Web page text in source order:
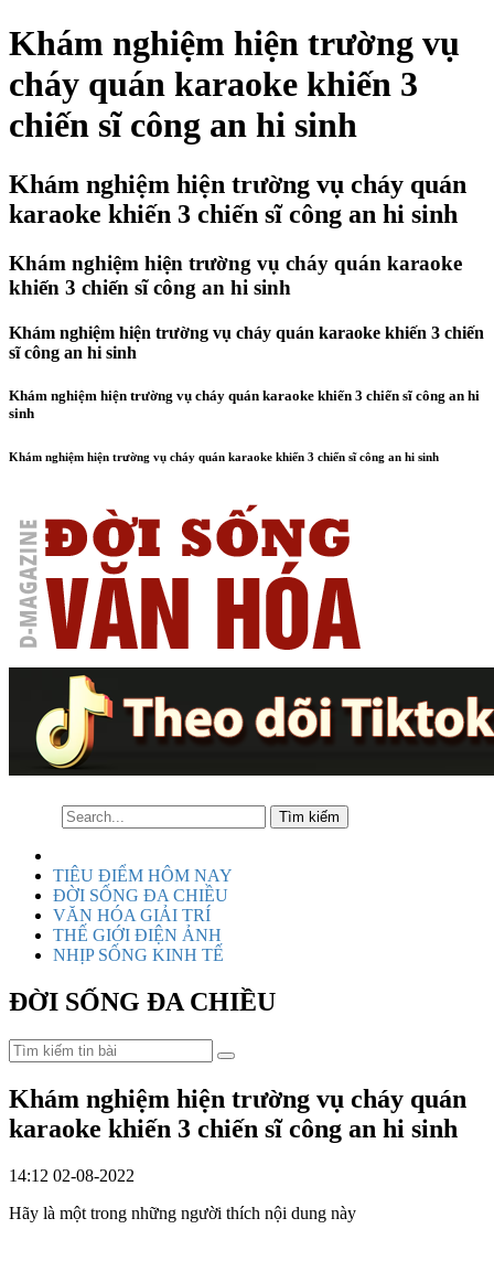
Khám nghiệm hiện trường vụ
cháy quán karaoke khiến 3
chiến sĩ công an hi sinh
Khám nghiệm hiện trường vụ cháy quán
karaoke khiến 3 chiến sĩ công an hi sinh
Khám nghiệm hiện trường vụ cháy quán karaoke
khiến 3 chiến sĩ công an hi sinh
Khám nghiệm hiện trường vụ cháy quán karaoke khiến 3 chiến
sĩ công an hi sinh
Khám nghiệm hiện trường vụ cháy quán karaoke khiến 3 chiến sĩ công an hi
sinh
Khám nghiệm hiện trường vụ cháy quán karaoke khiến 3 chiến sĩ công an hi sinh
TIÊU ĐIỂM HÔM NAY
ĐỜI SỐNG ĐA CHIỀU
VĂN HÓA GIẢI TRÍ
THẾ GIỚI ĐIỆN ẢNH
NHỊP SỐNG KINH TẾ
ĐỜI SỐNG ĐA CHIỀU
Khám nghiệm hiện trường vụ cháy quán
karaoke khiến 3 chiến sĩ công an hi sinh
14:12 02-08-2022
Hãy là một trong những người thích nội dung này